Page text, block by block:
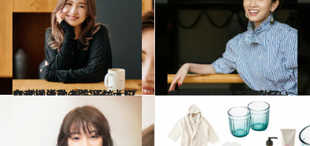
2021.4.27
幸せに生きることも大切な支援活動 紗栄子さんプロデュースの防災セット
ライフスタイル 2021.4.17
「今自分の足で立たないと後悔する」 前田敦子の“覚悟”と踏み出した一歩
カルチャー